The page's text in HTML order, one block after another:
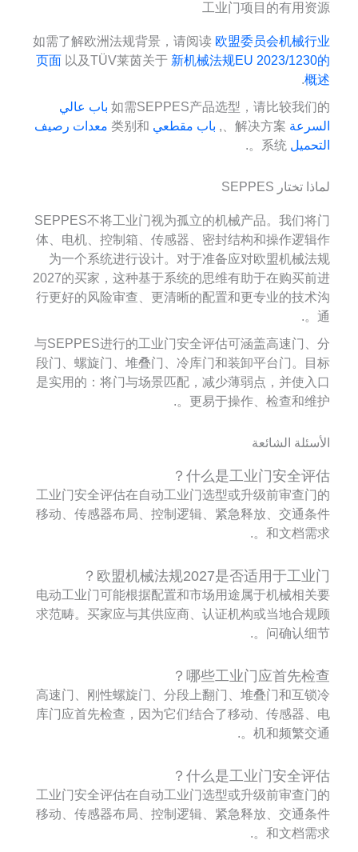
工业门项目的有用资源
如需了解欧洲法规背景，请阅读 欧盟委员会机械行业
页面 以及TÜV莱茵关于 新机械法规EU 2023/1230的
概述
.
如需SEPPES产品选型，请比较我们的 باب عالي
السرعة
باب مقطعي
معدات رصيف
التحميل
لماذا تختار SEPPES
SEPPES不将工业门视为孤立的机械产品。我们将门
体、电机、控制箱、传感器、密封结构和操作逻辑作
为一个系统进行设计。对于准备应对欧盟机械法规
2027的买家，这种基于系统的思维有助于在购买前进
行更好的风险审查、更清晰的配置和更专业的技术沟
通。.
与SEPPES进行的工业门安全评估可涵盖高速门、分
段门、螺旋门、堆叠门、冷库门和装卸平台门。目标
是实用的：将门与场景匹配，减少薄弱点，并使入口
更易于操作、检查和维护。.
الأسئلة الشائعة
什么是工业门安全评估？
工业门安全评估在自动工业门选型或升级前审查门的
移动、传感器布局、控制逻辑、紧急释放、交通条件
和文档需求。.
欧盟机械法规2027是否适用于工业门？
电动工业门可能根据配置和市场用途属于机械相关要
求范畴。买家应与其供应商、认证机构或当地合规顾
问确认细节。.
哪些工业门应首先检查？
高速门、刚性螺旋门、分段上翻门、堆叠门和互锁冷
库门应首先检查，因为它们结合了移动、传感器、电
机和频繁交通。.
什么是工业门安全评估？
工业门安全评估在自动工业门选型或升级前审查门的
移动、传感器布局、控制逻辑、紧急释放、交通条件
和文档需求。.